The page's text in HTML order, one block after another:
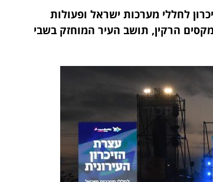
לחללי מערכות ישראל ופעולות
הרקין, תושב העיר המוחזק בשבי